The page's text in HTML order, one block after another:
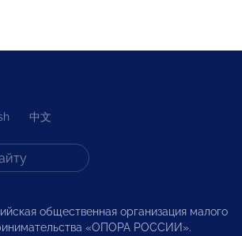
中文
общественная организация малого
«ОПОРА РОССИИ».